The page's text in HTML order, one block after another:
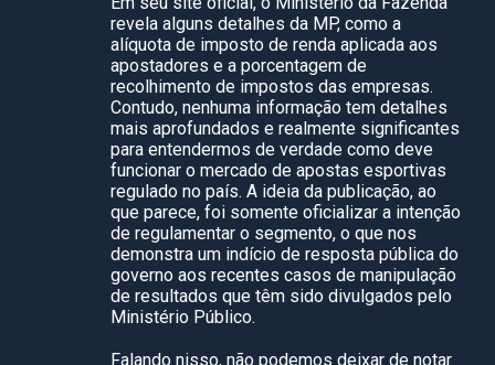
revela alguns detalhes da MP, como a
alíquota de imposto de renda aplicada aos
apostadores e a porcentagem de
recolhimento de impostos das empresas.
Contudo, nenhuma informação tem detalhes
mais aprofundados e realmente significantes
para entendermos de verdade como deve
funcionar o mercado de apostas esportivas
regulado no país. A ideia da publicação, ao
que parece, foi somente oficializar a intenção
de regulamentar o segmento, o que nos
demonstra um indício de resposta pública do
governo aos recentes casos de manipulação
de resultados que têm sido divulgados pelo
Ministério Público.
Falando nisso, não podemos deixar de notar